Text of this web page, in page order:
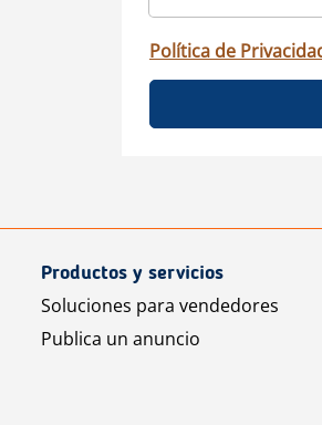
Política de
Productos y servicios
Soluciones para vendedores
Publica un anuncio